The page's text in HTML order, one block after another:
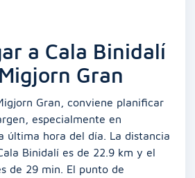
a Cala Binidalí
Gran
Gran, conviene planificar
especialmente en
última hora del día. La distancia
Binidalí es de 22.9 km y el
de 29 min. El punto de